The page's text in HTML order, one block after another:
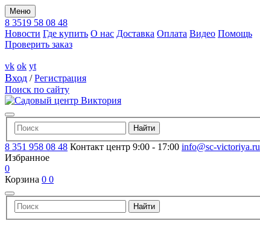
Меню
8 3519 58 08 48
Новости Где купить О нас Доставка Оплата Видео Помощь
Проверить заказ
vk ok yt
Вход /Регистрация
Поиск по сайту
8 351 958 08 48 Контакт центр 9:00 - 17:00 info@sc-victoriya.ru
Избранное
0
Корзина 0 0